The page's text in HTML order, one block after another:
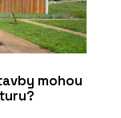
mohou